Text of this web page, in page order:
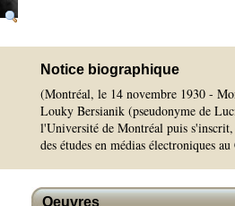
Notice biographique
(Montréal, le 14 novembre 1930 -
Louky Bersianik (pseudonyme de
l'Université de Montréal puis
des études en médias électroniques au
Oeuvres